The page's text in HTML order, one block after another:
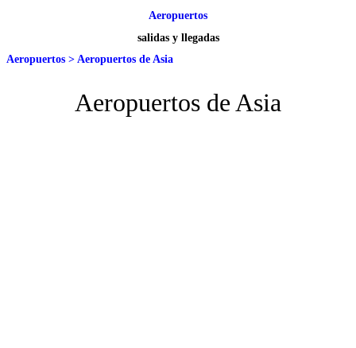
Aeropuertos
salidas y llegadas
Aeropuertos > Aeropuertos de Asia
Aeropuertos de Asia